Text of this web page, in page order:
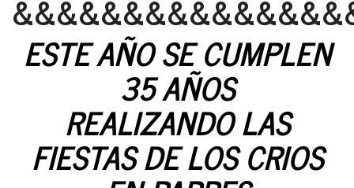
ESTE AÑO SE CUMPLEN
35 AÑOS
REALIZANDO LAS
FIESTAS DE LOS CRIOS